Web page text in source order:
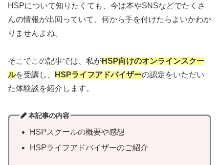
HSPについて知りたくても、今は本やSNSなどでたくさ
んの情報が出回っていて、何から手を付けたらよいかわか
りませんよね。
そこでこの記事では、私がHSP向けのオンラインスクー
ルを受講し、 HSPライフアドバイザーの認定をいただい
た体験談を紹介します。
本記事の内容
HSPスクールの概要や感想
HSPライフアドバイザーのご紹介